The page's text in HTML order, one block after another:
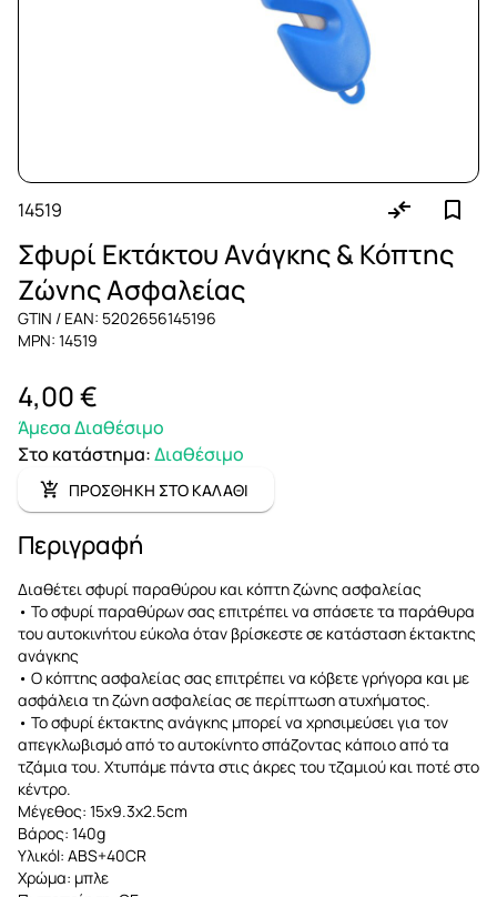
14519
Σφυρί Εκτάκτου Ανάγκης & Κόπτης
Ζώνης Ασφαλείας
GTIN / EAN: 5202656145196
MPN: 14519
4,00 €
Άμεσα Διαθέσιμο
Στο κατάστημα:Διαθέσιμο
ΠΡΟΣΘΗΚΗ ΣΤΟ ΚΑΛΑΘΙ
Περιγραφή
Διαθέτει σφυρί παραθύρου και κόπτη ζώνης ασφαλείας
• Το σφυρί παραθύρων σας επιτρέπει να σπάσετε τα παράθυρα
του αυτοκινήτου εύκολα όταν βρίσκεστε σε κατάσταση έκτακτης
ανάγκης
• Ο κόπτης ασφαλείας σας επιτρέπει να κόβετε γρήγορα και με
ασφάλεια τη ζώνη ασφαλείας σε περίπτωση ατυχήματος.
• Το σφυρί έκτακτης ανάγκης μπορεί να χρησιμεύσει για τον
απεγκλωβισμό από το αυτοκίνητο σπάζοντας κάποιο από τα
τζάμια του. Χτυπάμε πάντα στις άκρες του τζαμιού και ποτέ στο
κέντρο.
Μέγεθος: 15x9.3x2.5cm
Βάρος: 140g
Υλικόl: ABS+40CR
Χρώμα: μπλε